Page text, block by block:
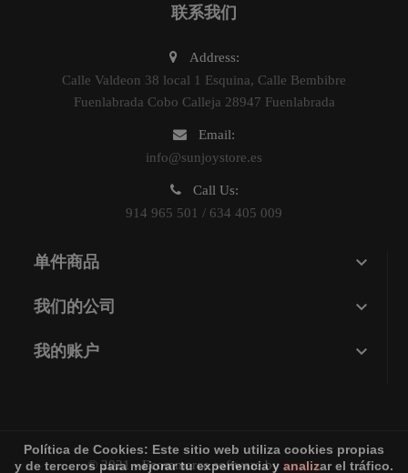
联系我们
Address:
Calle Valdeon 38 local 1 Esquina, Calle Bembibre
Fuenlabrada Cobo Calleja 28947 Fuenlabrada
Email:
info@sunjoystore.es
Call Us:
914 965 501 / 634 405 009
单件商品 
我们的公司 
我的账户 
Política de Cookies: Este sitio web utiliza cookies propias
y de terceros para mejorar tu experiencia y analizar el tráfico.
© 2021 - Ecommerce software by sunjoy